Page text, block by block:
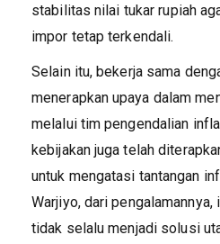
stabilitas nilai tukar rupiah
impor tetap terkendali.
Selain itu, bekerja sama
menerapkan upaya dalam
melalui tim pengendalian
kebijakan juga telah
untuk mengatasi tantangan
Warjiyo, dari
tidak selalu menjadi solusi